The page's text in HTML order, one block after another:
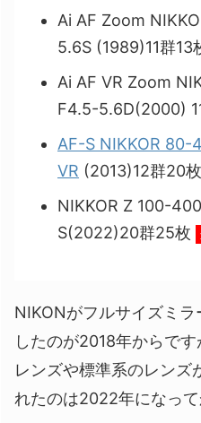
Ai AF Zoom
5.6S (1989)11群13
Ai AF VR Zoom
F4.5-5.6D(2000)
AF-S NIKKOR 80-
VR (2013)12群20枚
NIKKOR Z 100-
S(2022)20群25枚
NIKONがフルサイズミ
したのが2018年からで
レンズや標準系のレンズ
れたのは2022年になって